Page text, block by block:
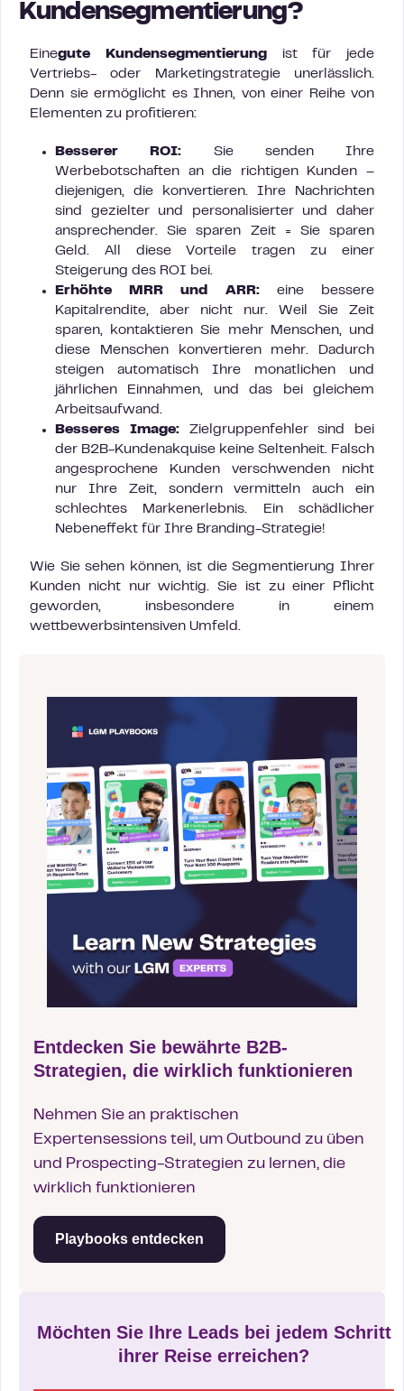
Kundensegmentierung?
Einegute Kundensegmentierungist für jede
Vertriebs- oder Marketingstrategie unerlässlich.
Denn sie ermöglicht es Ihnen, von einer Reihe von
Elementen zu profitieren:
Besserer ROI: Sie senden Ihre
Werbebotschaften an die richtigen Kunden –
diejenigen, die konvertieren. Ihre Nachrichten
sind gezielter und personalisierter und daher
ansprechender. Sie sparen Zeit = Sie sparen
Geld. All diese Vorteile tragen zu einer
Steigerung des ROI bei.
Erhöhte MRR und ARR:eine bessere
Kapitalrendite, aber nicht nur. Weil Sie Zeit
sparen, kontaktieren Sie mehr Menschen, und
diese Menschen konvertieren mehr. Dadurch
steigen automatisch Ihre monatlichen und
jährlichen Einnahmen, und das bei gleichem
Arbeitsaufwand.
Besseres Image:Zielgruppenfehler sind bei
der B2B-Kundenakquise keine Seltenheit. Falsch
angesprochene Kunden verschwenden nicht
nur Ihre Zeit, sondern vermitteln auch ein
schlechtes Markenerlebnis. Ein schädlicher
Nebeneffekt für Ihre Branding-Strategie!
Wie Sie sehen können, ist die Segmentierung Ihrer
Kunden nicht nur wichtig. Sie ist zu einer Pflicht
geworden, insbesondere in einem
wettbewerbsintensiven Umfeld.
Entdecken Sie bewährte B2B-
Strategien, die wirklich funktionieren
Nehmen Sie an praktischen
Expertensessions teil, um Outbound zu üben
und Prospecting-Strategien zu lernen, die
wirklich funktionieren
Playbooks entdecken
Möchten Sie Ihre Leads bei jedem Schritt
ihrer Reise erreichen?